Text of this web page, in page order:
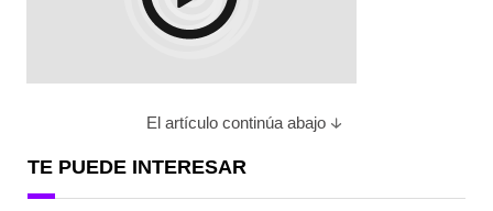
El artículo continúa abajo
TE PUEDE INTERESAR